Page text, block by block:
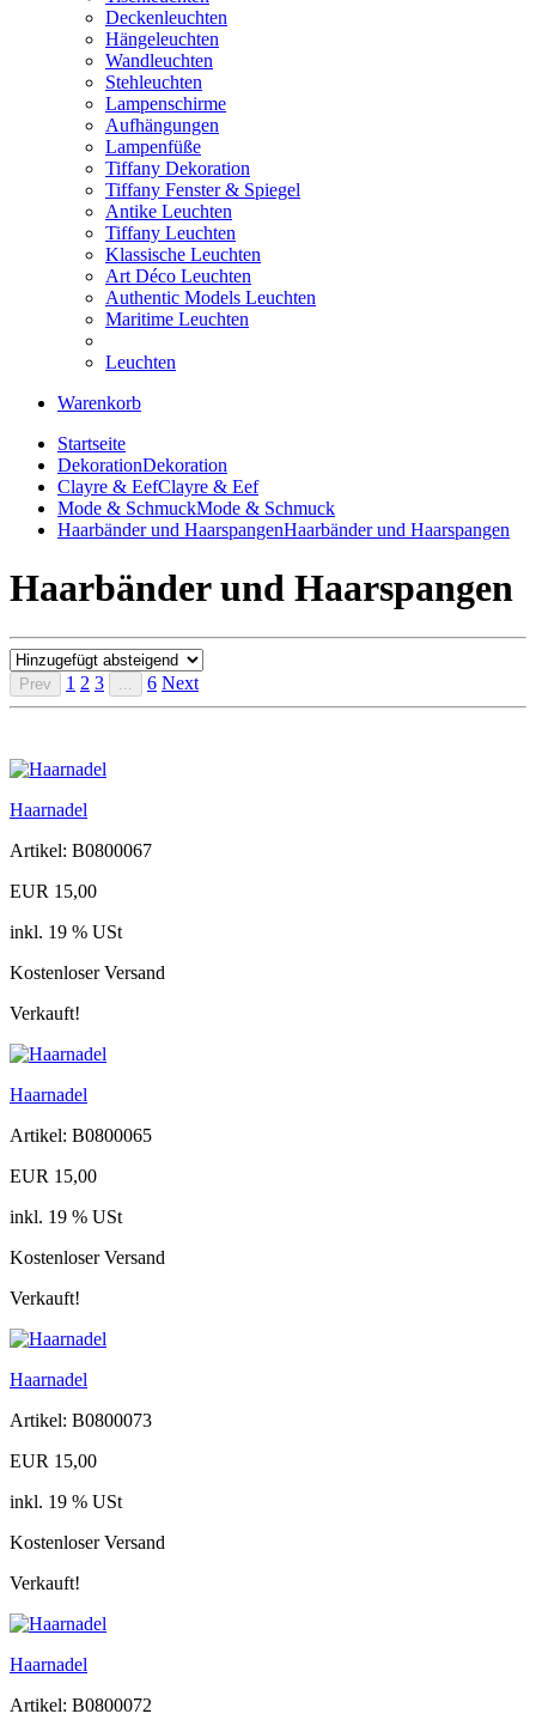
Deckenleuchten
Hängeleuchten
Wandleuchten
Stehleuchten
Lampenschirme
Aufhängungen
Lampenfüße
Tiffany Dekoration
Tiffany Fenster & Spiegel
Antike Leuchten
Tiffany Leuchten
Klassische Leuchten
Art Déco Leuchten
Authentic Models Leuchten
Maritime Leuchten
Leuchten
Warenkorb
Startseite
DekorationDekoration
Clayre & EefClayre & Eef
Mode & SchmuckMode & Schmuck
Haarbänder und HaarspangenHaarbänder und Haarspangen
Haarbänder und Haarspangen
Prev 1 2 3 6 Next
Haarnadel
Artikel: B0800067
EUR 15,00
inkl. 19 % USt
Kostenloser Versand
Verkauft!
Haarnadel
Artikel: B0800065
EUR 15,00
inkl. 19 % USt
Kostenloser Versand
Verkauft!
Haarnadel
Artikel: B0800073
EUR 15,00
inkl. 19 % USt
Kostenloser Versand
Verkauft!
Haarnadel
Artikel: B0800072